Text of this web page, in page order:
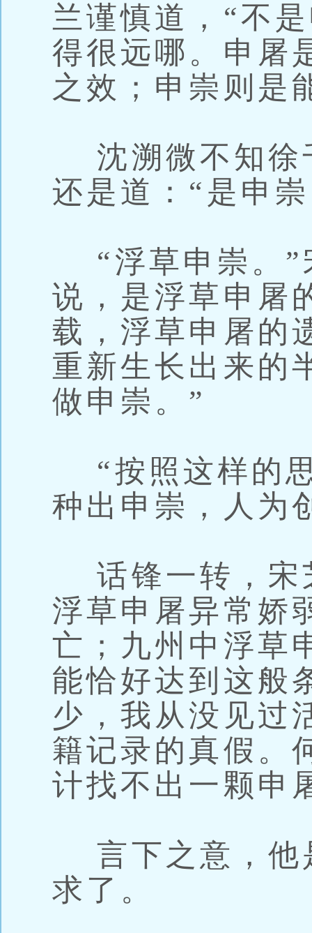
兰谨慎道，“不
得很远哪。申屠
之效；申崇则
沈溯微不知徐
还是道：“是申
“浮草申崇。”
说，是浮草申屠
载，浮草申屠的
重新生长出来的
做申崇。”
“按照这样的
种出申崇，人为
话锋一转，宋
浮草申屠异常娇
亡；九州中浮草
能恰好达到这般
少，我从没见过
籍记录的真假。
计找不出一颗申
言下之意，他
求了。